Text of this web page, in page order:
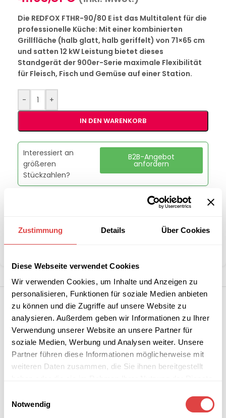
Zustimmung Details Über Cookies
Diese Webseite verwendet Cookies
Wir verwenden Cookies, um Inhalte und Anzeigen zu
personalisieren, Funktionen für soziale Medien anbieten
zu können und die Zugriffe auf unsere Website zu
analysieren. Außerdem geben wir Informationen zu Ihrer
Verwendung unserer Website an unsere Partner für
soziale Medien, Werbung und Analysen weiter. Unsere
Partner führen diese Informationen möglicherweise mit
weiteren Daten zusammen, die Sie ihnen bereitgestellt
Notwendig
Die REDFOX FTHR-90/80 E ist das Multitalent für die
professionelle Küche: Mit einer kombinierten
Grillfläche (halb glatt, halb geriffelt) von 71×65 cm
und satten 12 kW Leistung bietet dieses
Standgerät der 900er-Serie maximale Flexibilität
für Fleisch, Fisch und Gemüse auf einer Station.
- +
IN DEN WARENKORB
Interessiert an
größeren
Stückzahlen?
B2B-Angebot
anfordern
Marke:Redfox